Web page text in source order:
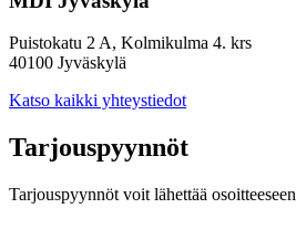
Puistokatu 2 A, Kolmikulma 4. krs
40100 Jyväskylä
Katso kaikki yhteystiedot
Tarjouspyynnöt
Tarjouspyynnöt voit lähettää osoitteeseen